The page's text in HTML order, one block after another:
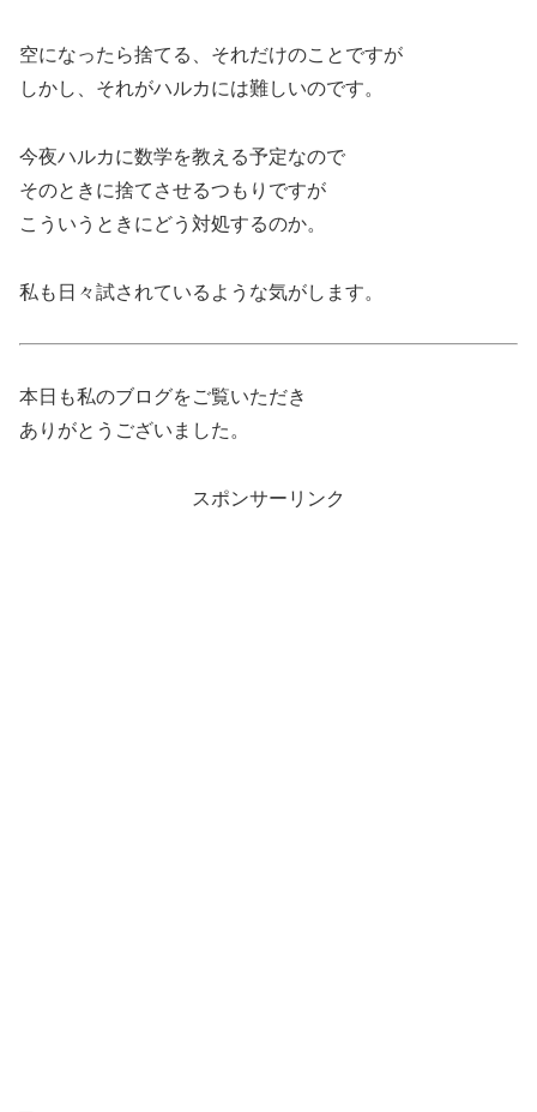
空になったら捨てる、それだけのことですが
しかし、それがハルカには難しいのです。
今夜ハルカに数学を教える予定なので
そのときに捨てさせるつもりですが
こういうときにどう対処するのか。
私も日々試されているような気がします。
本日も私のブログをご覧いただき
ありがとうございました。
スポンサーリンク